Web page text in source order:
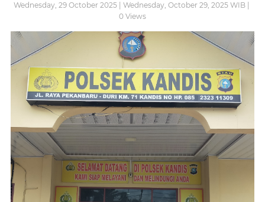
Wednesday, 29 October 2025 | Wednesday, October 29, 2025 WIB |
0 Views